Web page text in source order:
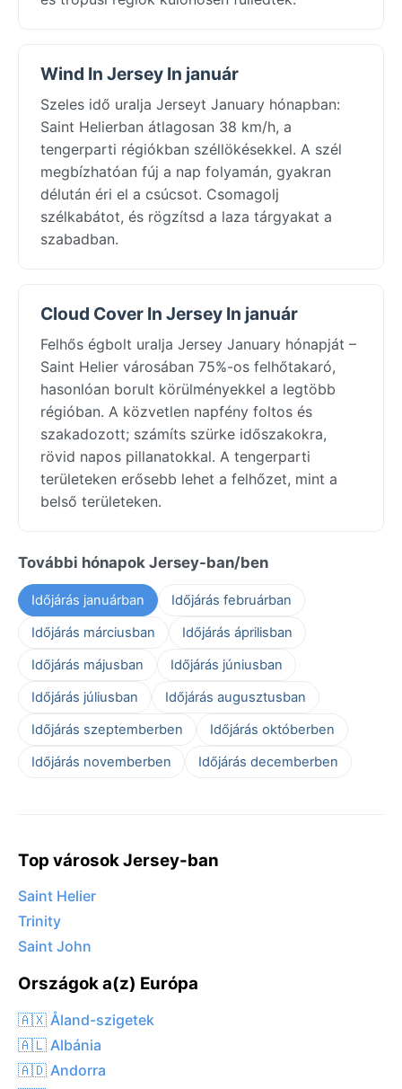
Wind In Jersey In január
Szeles idő uralja Jerseyt January hónapban:
Saint Helierban átlagosan 38 km/h, a
tengerparti régiókban széllökésekkel. A szél
megbízhatóan fúj a nap folyamán, gyakran
délután éri el a csúcsot. Csomagolj
szélkabátot, és rögzítsd a laza tárgyakat a
szabadban.
Cloud Cover In Jersey In január
Felhős égbolt uralja Jersey January hónapját –
Saint Helier városában 75%-os felhőtakaró,
hasonlóan borult körülményekkel a legtöbb
régióban. A közvetlen napfény foltos és
szakadozott; számíts szürke időszakokra,
rövid napos pillanatokkal. A tengerparti
területeken erősebb lehet a felhőzet, mint a
belső területeken.
További hónapok Jersey-ban/ben
Időjárás januárban
Időjárás februárban
Időjárás márciusban
Időjárás áprilisban
Időjárás májusban
Időjárás júniusban
Időjárás júliusban
Időjárás augusztusban
Időjárás szeptemberben
Időjárás októberben
Időjárás novemberben
Időjárás decemberben
Top városok Jersey-ban
Saint Helier
Trinity
Saint John
Országok a(z) Európa
🇦🇽 Åland-szigetek
🇦🇱 Albánia
🇦🇩 Andorra